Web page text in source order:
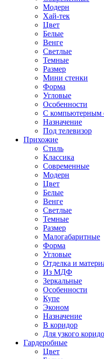
Модерн
Хай-тек
Цвет
Белые
Венге
Светлые
Темные
Размер
Мини стенки
Форма
Угловые
Особенности
С компьютерным
Назначение
Под телевизор
Прихожие
Стиль
Классика
Современные
Модерн
Цвет
Белые
Венге
Светлые
Темные
Размер
Малогабаритные
Форма
Угловые
Отделка и
Из МДФ
Зеркальные
Особенности
Купе
Эконом
Назначение
В коридор
Для узкого
Гардеробные
Цвет